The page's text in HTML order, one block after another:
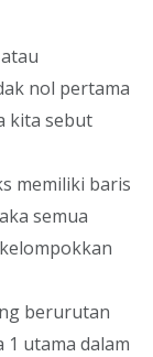
nol pertama
kita sebut
memiliki baris
semua
berurutan
1 utama dalam